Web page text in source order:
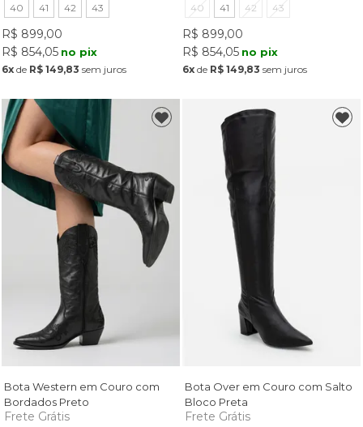
40 41 42 43
R$ 899,00
R$ 854,05 no pix
6xde R$ 149,83 sem juros
40 41 42 43
R$ 899,00
R$ 854,05 no pix
6x de R$ 149,83 sem juros
Bota Western em Couro com
Bordados Preto
Frete Grátis
Bota Over em Couro com Salto
Bloco Preta
Frete Grátis